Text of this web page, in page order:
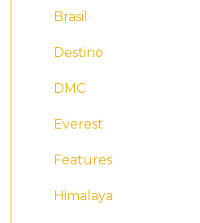
Brasil
Destino
DMC
Everest
Features
Himalaya